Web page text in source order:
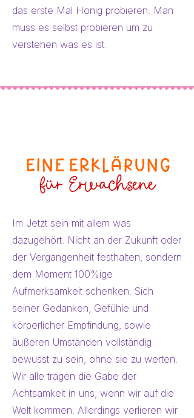
das erste Mal Honig probieren. Man
muss es selbst probieren um zu
verstehen was es ist.
Eine ERklärung
für Erwachsene
Im Jetzt sein mit allem was
dazugehört. Nicht an der Zukunft oder
der Vergangenheit festhalten, sondern
dem Moment 100%ige
Aufmerksamkeit schenken. Sich
seiner Gedanken, Gefühle und
körperlicher Empfindung, sowie
äußeren Umständen vollständig
bewusst zu sein, ohne sie zu werten.
Wir alle tragen die Gabe der
Achtsamkeit in uns, wenn wir auf die
Welt kommen. Allerdings verlieren wir